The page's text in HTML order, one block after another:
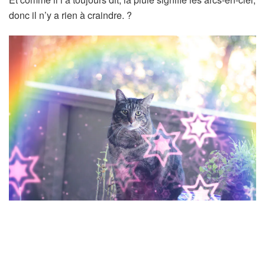
donc il n’y a rien à craindre. ?